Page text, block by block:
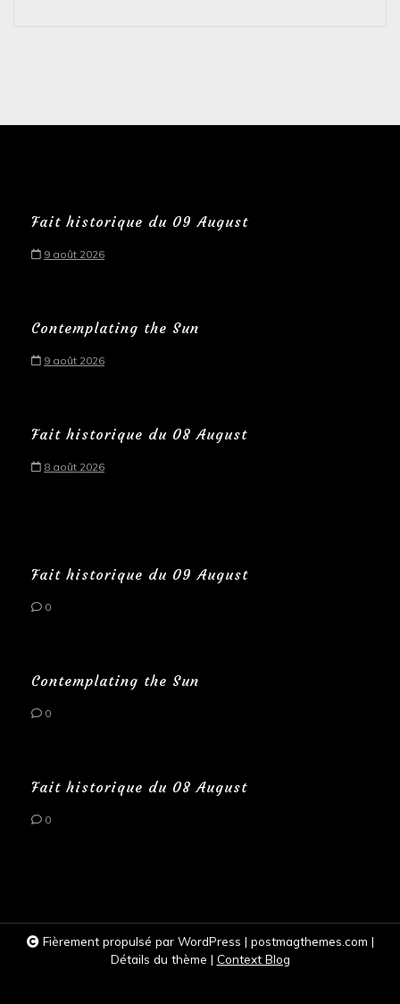
Fait historique du 09 August
9 août 2026
Contemplating the Sun
9 août 2026
Fait historique du 08 August
8 août 2026
Fait historique du 09 August
0
Contemplating the Sun
0
Fait historique du 08 August
0
Fièrement propulsé par WordPress | postmagthemes.com |
Détails du thème | Context Blog